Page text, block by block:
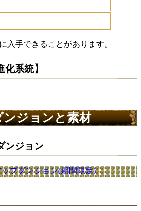
入手できることがあります。
系統】
ジョンと素材
ンジョン
プダンジョン(期間限定)